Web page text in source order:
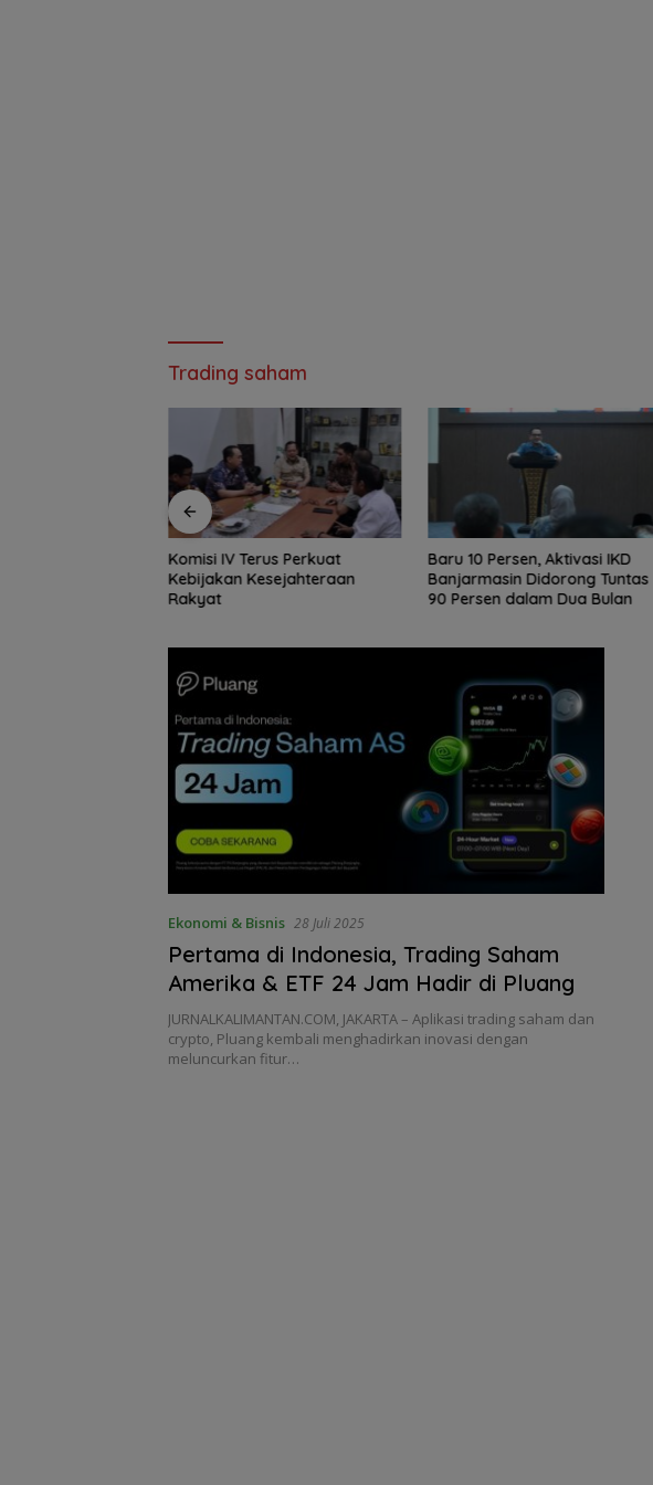
Trading saham
Baru 10 Persen, Aktivasi IKD
Banjarmasin Didorong Tuntas
90 Persen dalam Dua Bulan
Tak Sekadar Wisata, OTW
AKSEL Ajak Masyarakat
Dukung Produk Lokal Tabalong
Ekonomi & Bisnis 28 Juli 2025
Pertama di Indonesia, Trading Saham
Amerika & ETF 24 Jam Hadir di Pluang
JURNALKALIMANTAN.COM, JAKARTA – Aplikasi trading saham dan
crypto, Pluang kembali menghadirkan inovasi dengan
meluncurkan fitur…